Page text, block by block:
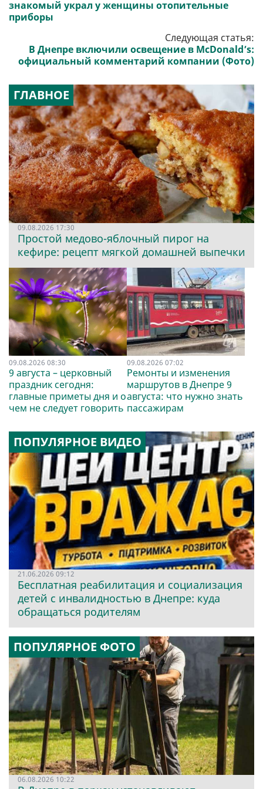
знакомый украл у женщины отопительные
приборы
Следующая статья:
В Днепре включили освещение в McDonald’s:
официальный комментарий компании (Фото)
ГЛАВНОЕ
09.08.2026 17:30
Простой медово-яблочный пирог на
кефире: рецепт мягкой домашней выпечки
09.08.2026 08:30
9 августа – церковный
праздник сегодня:
главные приметы дня и о
чем не следует говорить
09.08.2026 07:02
Ремонты и изменения
маршрутов в Днепре 9
августа: что нужно знать
пассажирам
ПОПУЛЯРНОЕ ВИДЕО
21.06.2026 09:12
Бесплатная реабилитация и социализация
детей с инвалидностью в Днепре: куда
обращаться родителям
ПОПУЛЯРНОЕ ФОТО
06.08.2026 10:22